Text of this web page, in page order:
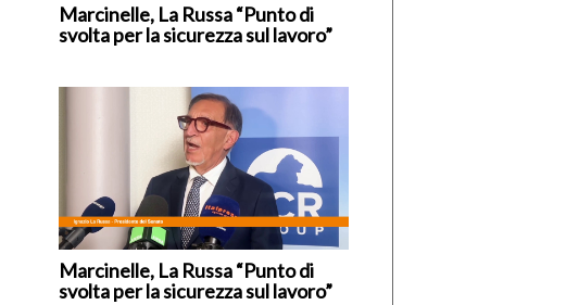
Marcinelle, La Russa “Punto di
svolta per la sicurezza sul lavoro”
Marcinelle, La Russa “Punto di
svolta per la sicurezza sul lavoro”